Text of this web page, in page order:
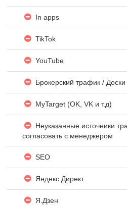
In apps
TikTok
YouTube
Брокерский трафик /
MyTarget (OK, VK и т.д)
Неуказанные источники
согласовать с менеджером
SEO
Яндекc.Директ
Я.Дзен